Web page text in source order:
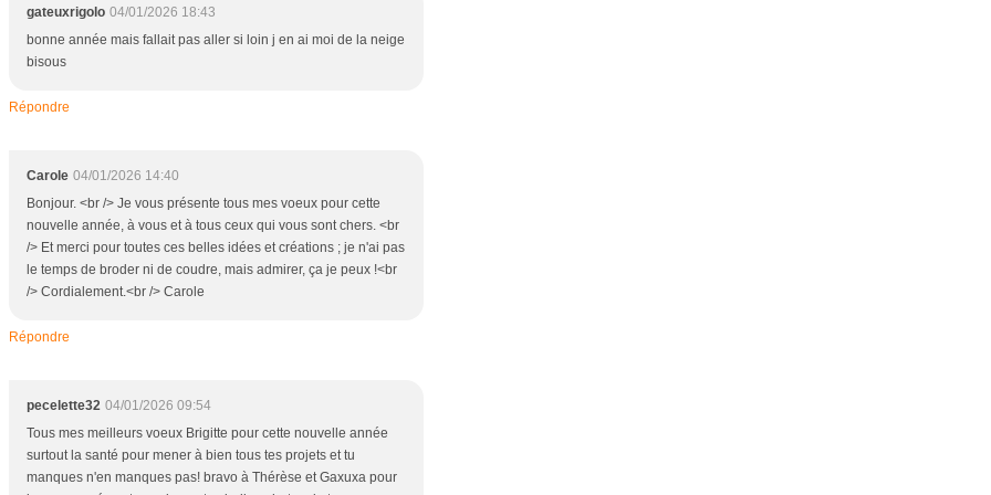
gateuxrigolo 04/01/2026 18:43
bonne année mais fallait pas aller si loin j en ai moi de la neige
bisous
Répondre
Carole 04/01/2026 14:40
Bonjour. <br /> Je vous présente tous mes voeux pour cette
nouvelle année, à vous et à tous ceux qui vous sont chers. <br
/> Et merci pour toutes ces belles idées et créations ; je n'ai pas
le temps de broder ni de coudre, mais admirer, ça je peux !<br
/> Cordialement.<br /> Carole
Répondre
pecelette32 04/01/2026 09:54
Tous mes meilleurs voeux Brigitte pour cette nouvelle année
surtout la santé pour mener à bien tous tes projets et tu
manques n'en manques pas! bravo à Thérèse et Gaxuxa pour